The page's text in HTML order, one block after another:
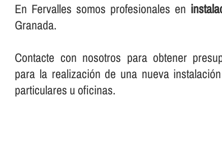
En Fervalles somos profesionales en
Granada.
Contacte con nosotros para obtener
para la realización de una nueva
particulares u oficinas.